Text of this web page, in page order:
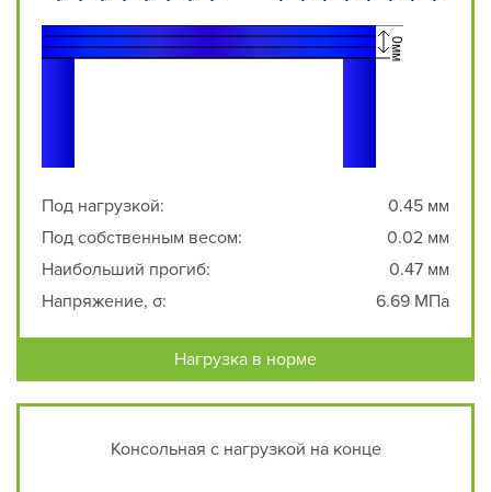
Под нагрузкой:
0.45 мм
Под собственным весом:
0.02 мм
Наибольший прогиб:
0.47 мм
Напряжение, σ:
6.69 МПа
Нагрузка в норме
Консольная с нагрузкой на конце